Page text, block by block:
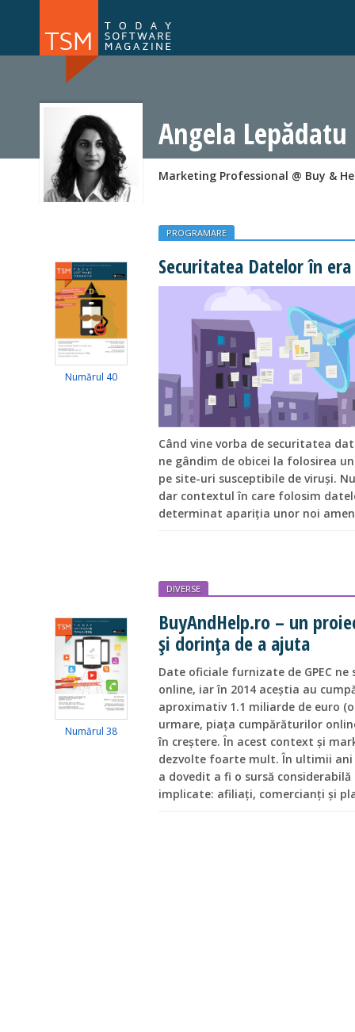
NOU
Angela Lepădatu
Marketing Professional @ Buy &
Numărul 40
PROGRAMARE
Securitatea Datelor în
Când vine vorba de securitatea
ne gândim de obicei la folosirea
pe site-uri susceptibile de viruși.
dar contextul în care folosim
determinat apariția unor noi
Numărul 38
DIVERSE
BuyAndHelp.ro – un
și dorința de a ajuta
Date oficiale furnizate de GPEC
online, iar în 2014 aceștia au
aproximativ 1.1 miliarde de euro
urmare, piața cumpărăturilor
în creștere. În acest context și
dezvolte foarte mult. În ultimii
a dovedit a fi o sursă
implicate: afiliați, comercianți și